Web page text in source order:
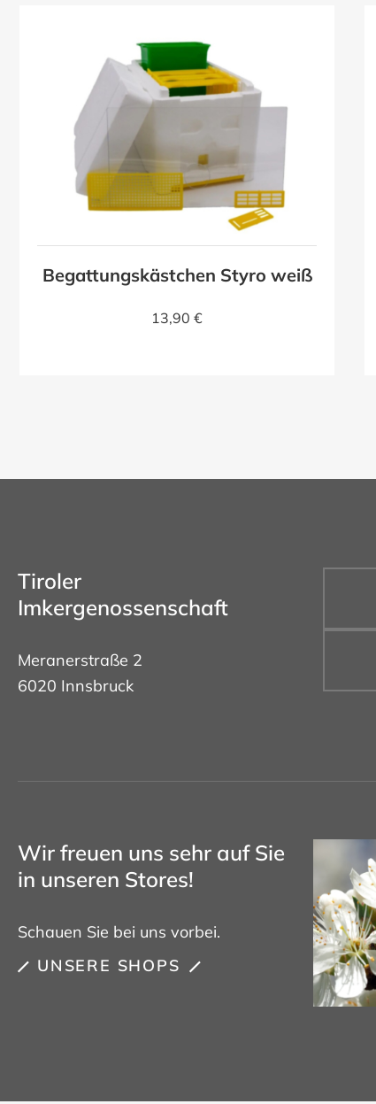
Begattungskästchen Styro weiß
13,90 €
Tiroler
Imkergenossenschaft
Meranerstraße 2
6020 Innsbruck
Wir freuen uns sehr auf Sie
in unseren Stores!
Schauen Sie bei uns vorbei.
UNSERE SHOPS